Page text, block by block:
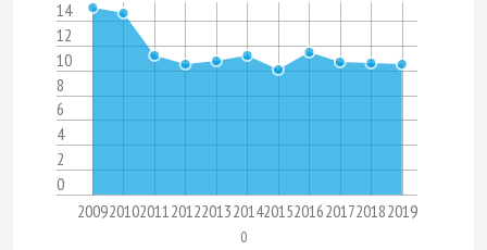
0
2
4
6
8
10
12
14
200920102011 20122013201420152016201720182019
0